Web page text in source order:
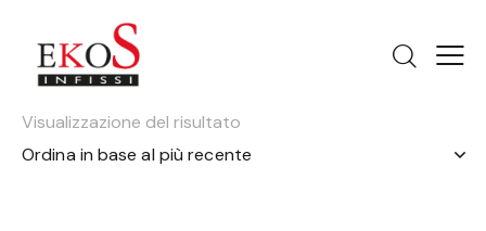
Visualizzazione del risultato